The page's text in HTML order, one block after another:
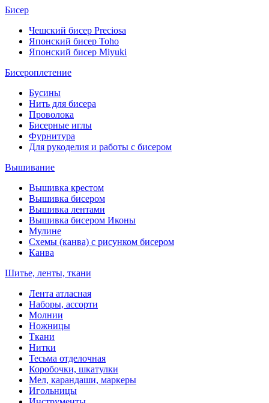
Бисер
Чешский бисер Preciosa
Японский бисер Toho
Японский бисер Miyuki
Бисероплетение
Бусины
Нить для бисера
Проволока
Бисерные иглы
Фурнитура
Для рукоделия и работы с бисером
Вышивание
Вышивка крестом
Вышивка бисером
Вышивка лентами
Вышивка бисером Иконы
Мулине
Схемы (канва) с рисунком бисером
Канва
Шитье, ленты, ткани
Лента атласная
Наборы, ассорти
Молнии
Ножницы
Ткани
Нитки
Тесьма отделочная
Коробочки, шкатулки
Мел, карандаши, маркеры
Игольницы